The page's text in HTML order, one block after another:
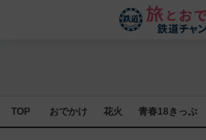
TOP おでかけ 花火 青春18きっぷ